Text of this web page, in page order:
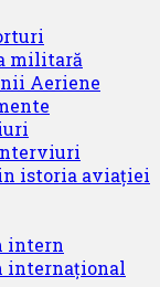
militară
Aeriene
istoria aviației
intern
internațional